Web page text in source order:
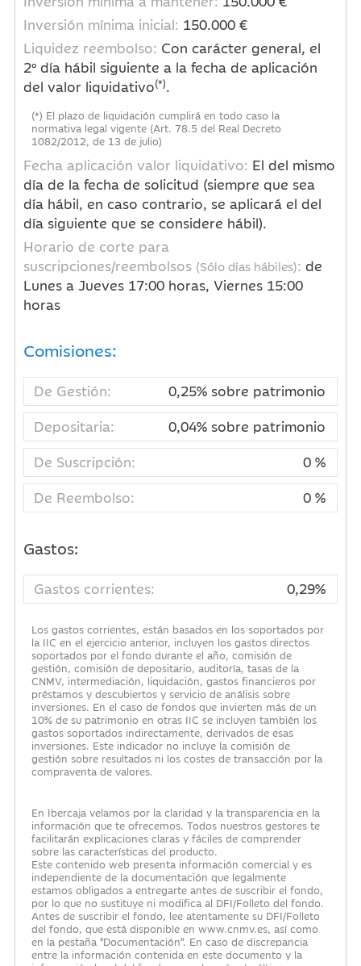
Inversión mínima inicial: 150.000 €
Liquidez reembolso: Con carácter general, el
2º día hábil siguiente a la fecha de aplicación
del valor liquidativo(*).
(*) El plazo de liquidación cumplirá en todo caso la
normativa legal vigente (Art. 78.5 del Real Decreto
1082/2012, de 13 de julio)
Fecha aplicación valor liquidativo: El del mismo
día de la fecha de solicitud (siempre que sea
día hábil, en caso contrario, se aplicará el del
día siguiente que se considere hábil).
Horario de corte para
suscripciones/reembolsos (Sólo días hábiles): de
Lunes a Jueves 17:00 horas, Viernes 15:00
horas
Comisiones:
De Gestión:
0,25% sobre patrimonio
Depositaria:
0,04% sobre patrimonio
De Suscripción:
0 %
De Reembolso:
0 %
Gastos:
Gastos corrientes: 0,29%
Los gastos corrientes, están basados en los soportados por
la IIC en el ejercicio anterior, incluyen los gastos directos
soportados por el fondo durante el año, comisión de
gestión, comisión de depositario, auditoría, tasas de la
CNMV, intermediación, liquidación, gastos financieros por
préstamos y descubiertos y servicio de análisis sobre
inversiones. En el caso de fondos que invierten más de un
10% de su patrimonio en otras IIC se incluyen también los
gastos soportados indirectamente, derivados de esas
inversiones. Este indicador no incluye la comisión de
gestión sobre resultados ni los costes de transacción por la
compraventa de valores.
En Ibercaja velamos por la claridad y la transparencia en la
información que te ofrecemos. Todos nuestros gestores te
facilitarán explicaciones claras y fáciles de comprender
sobre las características del producto.
Este contenido web presenta información comercial y es
independiente de la documentación que legalmente
estamos obligados a entregarte antes de suscribir el fondo,
por lo que no sustituye ni modifica al DFI/Folleto del fondo.
Antes de suscribir el fondo, lee atentamente su DFI/Folleto
del fondo, que está disponible en www.cnmv.es, así como
en la pestaña "Documentación". En caso de discrepancia
entre la información contenida en este documento y la